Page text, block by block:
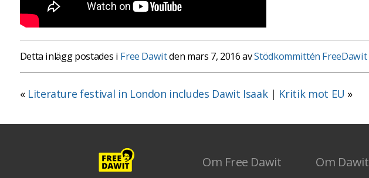
Detta inlägg postades i Free Dawitden mars 7, 2016 avStödkommittén FreeDawit
« Literature festival in London includes Dawit Isaak| Kritik mot EU »
Om Free Dawit Om Dawit